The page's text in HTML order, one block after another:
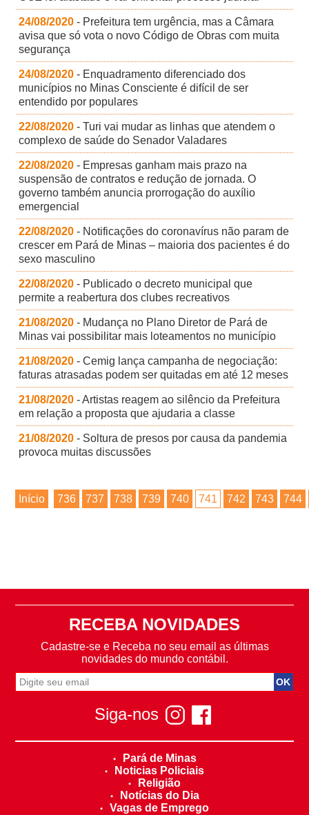
24/08/2020 - Prefeitura tem urgência, mas a Câmara
avisa que só vota o novo Código de Obras com muita
segurança
24/08/2020 - Enquadramento diferenciado dos
municípios no Minas Consciente é difícil de ser
entendido por populares
22/08/2020 - Turi vai mudar as linhas que atendem o
complexo de saúde do Senador Valadares
22/08/2020 - Empresas ganham mais prazo na
suspensão de contratos e redução de jornada. O
governo também anuncia prorrogação do auxílio
emergencial
22/08/2020 - Notificações do coronavírus não param de
crescer em Pará de Minas – maioria dos pacientes é do
sexo masculino
22/08/2020 - Publicado o decreto municipal que
permite a reabertura dos clubes recreativos
21/08/2020 - Mudança no Plano Diretor de Pará de
Minas vai possibilitar mais loteamentos no município
21/08/2020 - Cemig lança campanha de negociação:
faturas atrasadas podem ser quitadas em até 12 meses
21/08/2020 - Artistas reagem ao silêncio da Prefeitura
em relação a proposta que ajudaria a classe
21/08/2020 - Soltura de presos por causa da pandemia
provoca muitas discussões
Início 736 737 738 739 740 741 742 743 744
RECEBA NOVIDADES
Cadastre-se e Receba no seu email as últimas
novidades do mundo contábil.
Siga-nos
Pará de Minas
Noticias Policiais
Religião
Notícias do Dia
Vagas de Emprego